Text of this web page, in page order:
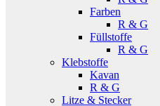
Farben
R & G
Füllstoffe
R & G
Klebstoffe
Kavan
R & G
Litze & Stecker